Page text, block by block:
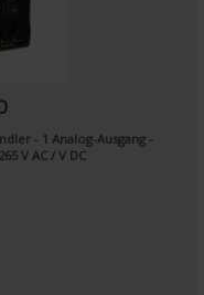
- 1 Analog-Ausgang -
V AC / V DC